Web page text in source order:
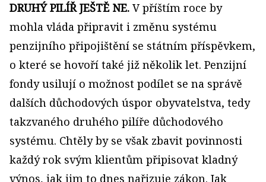
DRUHÝ PILÍŘ JEŠTĚ NE. V příštím roce by
mohla vláda připravit i změnu systému
penzijního připojištění se státním příspěvkem,
o které se hovoří také již několik let. Penzijní
fondy usilují o možnost podílet se na správě
dalších důchodových úspor obyvatelstva, tedy
takzvaného druhého pilíře důchodového
systému. Chtěly by se však zbavit povinnosti
každý rok svým klientům připisovat kladný
výnos, jak jim to dnes nařizuje zákon. Jak